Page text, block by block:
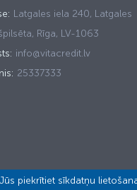
Latgales iela 240, Latgales
Rīga, LV-1063
info@vitacredit.lv
25337333
piekrītiet sīkdatņu